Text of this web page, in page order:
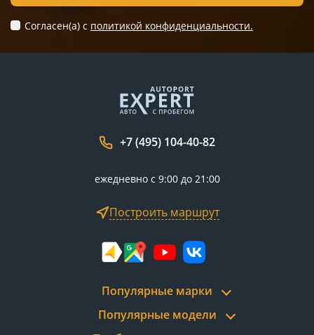
Согласен(а) c политикой конфиденциальности.
+7 (495) 104-40-82
ежедневно с 9:00 до 21:00
Построить маршрут
Популярные марки
Популярные модели